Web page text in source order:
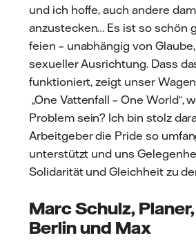
und ich hoffe, auch andere
anzustecken… Es ist so schön
feien – unabhängig von
sexueller Ausrichtung. Dass
funktioniert, zeigt unser
„One Vattenfall – One World“,
Problem sein? Ich bin stolz
Arbeitgeber die Pride so
unterstützt und uns
Solidarität und Gleichheit zu
Marc Schulz,
Berlin und Max